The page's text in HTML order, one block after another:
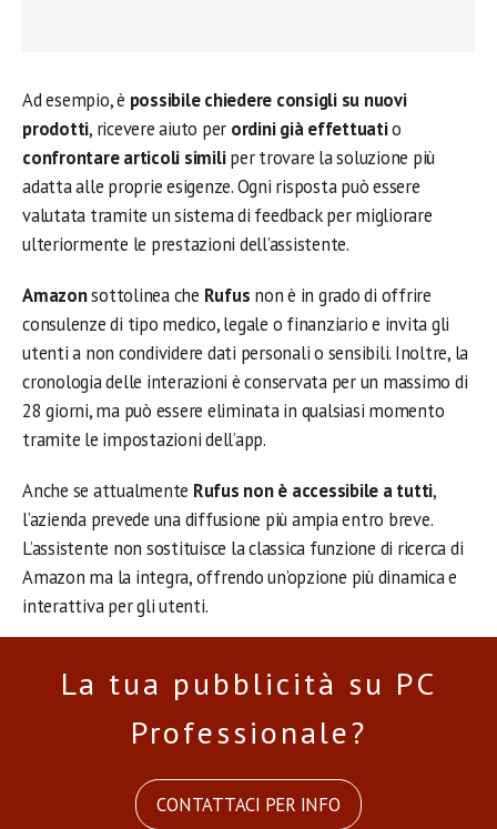
Ad esempio, è possibile chiedere consigli su nuovi
prodotti, ricevere aiuto per ordini già effettuatio
confrontare articoli similiper trovare la soluzione più
adatta alle proprie esigenze. Ogni risposta può essere
valutata tramite un sistema di feedback per migliorare
ulteriormente le prestazioni dell’assistente.
Amazonsottolinea che Rufus non è in grado di offrire
consulenze di tipo medico, legale o finanziario e invita gli
utenti a non condividere dati personali o sensibili. Inoltre, la
cronologia delle interazioni è conservata per un massimo di
28 giorni, ma può essere eliminata in qualsiasi momento
tramite le impostazioni dell’app.
Anche se attualmente Rufus non è accessibile a tutti,
l’azienda prevede una diffusione più ampia entro breve.
L’assistente non sostituisce la classica funzione di ricerca di
Amazon ma la integra, offrendo un’opzione più dinamica e
interattiva per gli utenti.
La tua pubblicità su PC
Professionale?
CONTATTACI PER INFO